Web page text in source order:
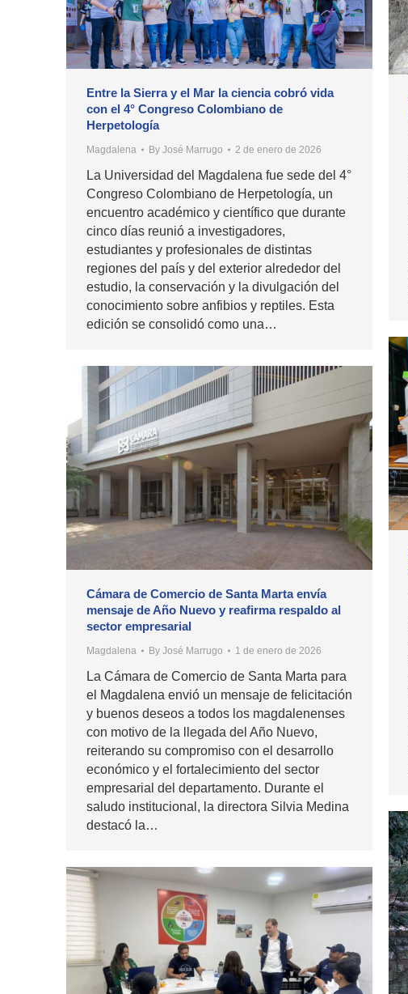
Entre la Sierra y el Mar la ciencia cobró vida
con el 4° Congreso Colombiano de
Herpetología
Magdalena By José Marrugo 2 de enero de 2026
La Universidad del Magdalena fue sede del 4°
Congreso Colombiano de Herpetología, un
encuentro académico y científico que durante
cinco días reunió a investigadores,
estudiantes y profesionales de distintas
regiones del país y del exterior alrededor del
estudio, la conservación y la divulgación del
conocimiento sobre anfibios y reptiles. Esta
edición se consolidó como una…
Cámara de Comercio de Santa Marta envía
mensaje de Año Nuevo y reafirma respaldo al
sector empresarial
Magdalena By José Marrugo 1 de enero de 2026
La Cámara de Comercio de Santa Marta para
el Magdalena envió un mensaje de felicitación
y buenos deseos a todos los magdalenenses
con motivo de la llegada del Año Nuevo,
reiterando su compromiso con el desarrollo
económico y el fortalecimiento del sector
empresarial del departamento. Durante el
saludo institucional, la directora Silvia Medina
destacó la…